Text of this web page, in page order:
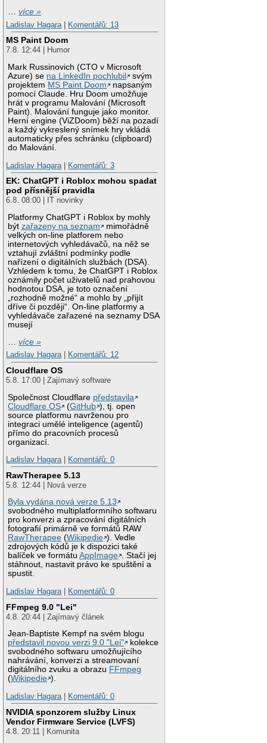
…více »
Ladislav Hagara
Komentářů: 13
MS Paint Doom
7.8. 12:44 | Humor
Mark Russinovich (CTO v Microsoft
Azure) se na LinkedIn pochlubil
svým
projektem MS Paint Doom
napsaným
pomocí Claude. Hru Doom umožňuje
hrát v programu Malování (Microsoft
Paint). Malování funguje jako monitor.
Herní engine (ViZDoom) běží na pozadí
a každý vykreslený snímek hry vkládá
automaticky přes schránku (clipboard)
do Malování.
Ladislav Hagara
Komentářů: 3
EK: ChatGPT i Roblox mohou spadat
pod přísnější pravidla
6.8. 08:00 | IT novinky
Platformy ChatGPT i Roblox by mohly
býtzařazeny na seznam
mimořádně
velkých on-line platforem nebo
internetových vyhledávačů, na něž se
vztahují zvláštní podmínky podle
nařízení o digitálních službách (DSA).
Vzhledem k tomu, že ChatGPT i Roblox
oznámily počet uživatelů nad prahovou
hodnotou DSA, je toto označení
„rozhodně možné“ a mohlo by „přijít
dříve či později“. On-line platformy a
vyhledávače zařazené na seznamy DSA
musejí
…více »
Ladislav Hagara| Komentářů: 12
Cloudflare OS
5.8. 17:00 | Zajímavý software
Společnost Cloudflare představila
Cloudflare OS
(GitHub ), tj. open
source platformu navrženou pro
integraci umělé inteligence (agentů)
přímo do pracovních procesů
organizací.
Ladislav Hagara| Komentářů: 0
RawTherapee 5.13
5.8. 12:44 | Nová verze
Byla vydána nová verze 5.13
svobodného multiplatformního softwaru
pro konverzi a zpracování digitálních
fotografií primárně ve formátů RAW
RawTherapee (Wikipedie ). Vedle
zdrojových kódů je k dispozici také
balíček ve formátuAppImage . Stačí jej
stáhnout, nastavit právo ke spuštění a
spustit.
Ladislav Hagara| Komentářů: 0
FFmpeg 9.0 "Lei"
4.8. 20:44 | Zajímavý článek
Jean-Baptiste Kempf na svém blogu
představil novou verzi 9.0 "Lei"
kolekce
svobodného softwaru umožňujícího
nahrávání, konverzi a streamovaní
digitálního zvuku a obrazu FFmpeg
(Wikipedie ).
Ladislav Hagara| Komentářů: 0
NVIDIA sponzorem služby Linux
Vendor Firmware Service (LVFS)
4.8. 20:11 | Komunita